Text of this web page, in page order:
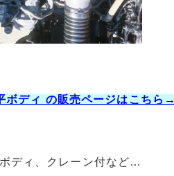
ボディ の販売ページはこちら→
ディ、クレーン付など…